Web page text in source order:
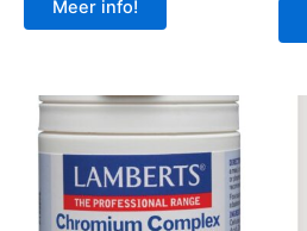
Meer info!